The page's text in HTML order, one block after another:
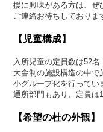
援に興味がある方は、ぜ
ご連絡お待ちしておりま
【児童構成】
入所児童の定員数は52
大舎制の施設構造の中で
小グループ化を行ってい
通所部門もあり、定員は
【希望の杜の外観】